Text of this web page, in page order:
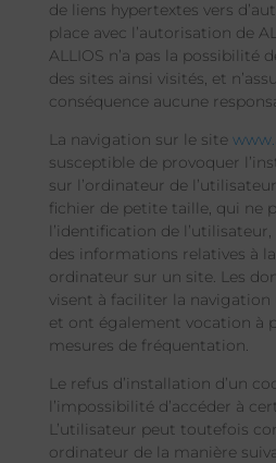
de liens hypertextes vers
place avec l’autorisation de
ALLIOS n’a pas la possibilité
des sites ainsi visités, et
conséquence aucune
La navigation sur le site
susceptible de provoquer
sur l’ordinateur de
fichier de petite taille, qui ne
l’identification de
des informations relatives à
ordinateur sur un site. Les
visent à faciliter la navigation
et ont également vocation à
mesures de fréquentation.
Le refus d’installation d’un
l’impossibilité d’accéder à
L’utilisateur peut toutefois
ordinateur de la manière